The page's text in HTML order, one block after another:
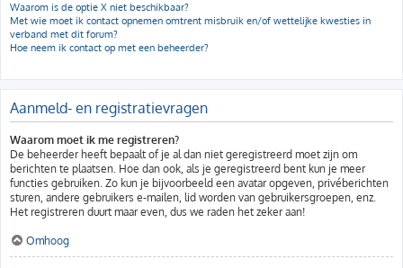
Waarom is de optie X niet beschikbaar?
Met wie moet ik contact opnemen omtrent misbruik en/of wettelijke kwesties in
verband met dit forum?
Hoe neem ik contact op met een beheerder?
Aanmeld- en registratievragen
Waarom moet ik me registreren?
De beheerder heeft bepaalt of je al dan niet geregistreerd moet zijn om
berichten te plaatsen. Hoe dan ook, als je geregistreerd bent kun je meer
functies gebruiken. Zo kun je bijvoorbeeld een avatar opgeven, privéberichten
sturen, andere gebruikers e-mailen, lid worden van gebruikersgroepen, enz.
Het registreren duurt maar even, dus we raden het zeker aan!
Omhoog